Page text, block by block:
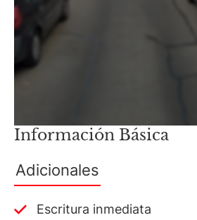
Información Básica
Adicionales
Escritura inmediata